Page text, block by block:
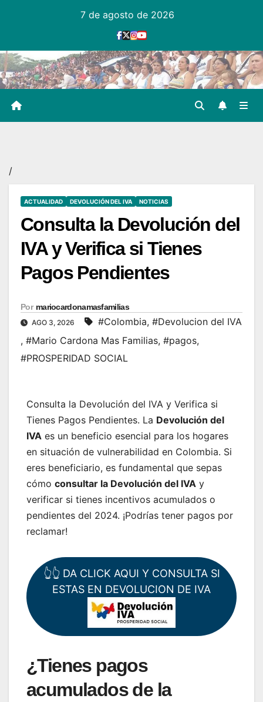
7 de agosto de 2026
/
ACTUALIDAD DEVOLUCIÓN DEL IVA NOTICIAS
Consulta la Devolución del
IVA y Verifica si Tienes
Pagos Pendientes
Por mariocardonamasfamilias
AGO 3, 2026 #Colombia, #Devolucion del IVA
, #Mario Cardona Mas Familias, #pagos,
#PROSPERIDAD SOCIAL
Consulta la Devolución del IVA y Verifica si
Tienes Pagos Pendientes. La Devolución del
IVA es un beneficio esencial para los hogares
en situación de vulnerabilidad en Colombia. Si
eres beneficiario, es fundamental que sepas
cómo consultar la Devolución del IVA y
verificar si tienes incentivos acumulados o
pendientes del 2024. ¡Podrías tener pagos por
reclamar!
👆👆 DA CLICK AQUI Y CONSULTA SI
ESTAS EN DEVOLUCION DE IVA
¿Tienes pagos
acumulados de la